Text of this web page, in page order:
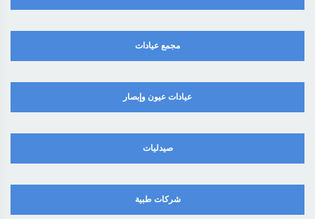
مجمع عيادات
عيادات عيون وإبصار
صيدليات
شركات طبية